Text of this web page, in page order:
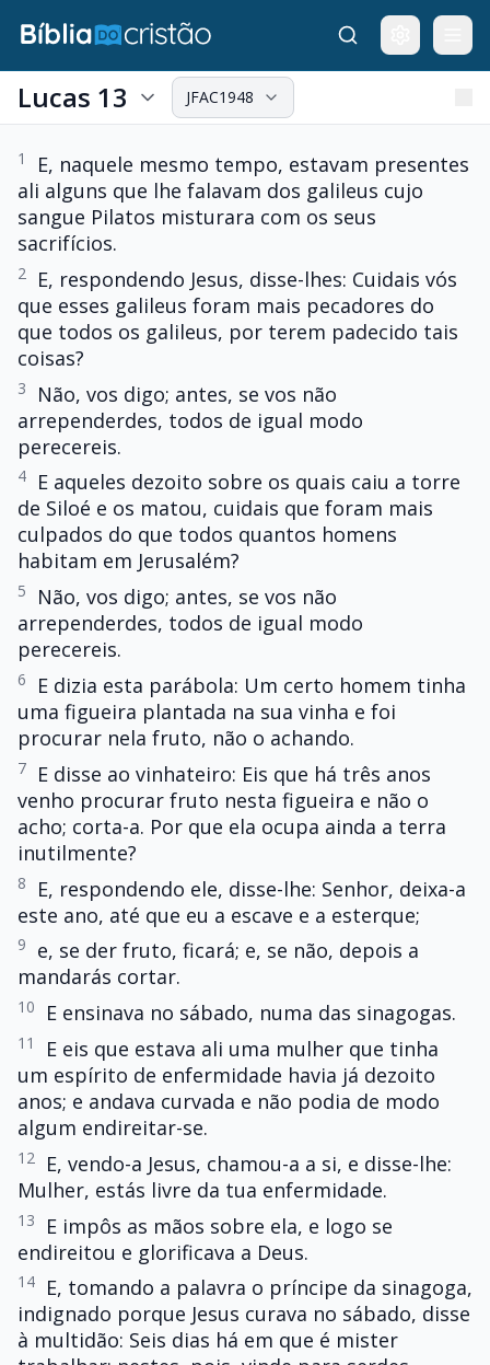
Lucas 13 JFAC1948
1
E, naquele mesmo tempo, estavam presentes
ali alguns que lhe falavam dos galileus cujo
sangue Pilatos misturara com os seus
sacrifícios.
2
E, respondendo Jesus, disse-lhes: Cuidais vós
que esses galileus foram mais pecadores do
que todos os galileus, por terem padecido tais
coisas?
3
Não, vos digo; antes, se vos não
arrependerdes, todos de igual modo
perecereis.
4
E aqueles dezoito sobre os quais caiu a torre
de Siloé e os matou, cuidais que foram mais
culpados do que todos quantos homens
habitam em Jerusalém?
5
Não, vos digo; antes, se vos não
arrependerdes, todos de igual modo
perecereis.
6
E dizia esta parábola: Um certo homem tinha
uma figueira plantada na sua vinha e foi
procurar nela fruto, não o achando.
7
E disse ao vinhateiro: Eis que há três anos
venho procurar fruto nesta figueira e não o
acho; corta-a. Por que ela ocupa ainda a terra
inutilmente?
8
E, respondendo ele, disse-lhe: Senhor, deixa-a
este ano, até que eu a escave e a esterque;
9
e, se der fruto, ficará; e, se não, depois a
mandarás cortar.
10 E ensinava no sábado, numa das sinagogas.
11
E eis que estava ali uma mulher que tinha
um espírito de enfermidade havia já dezoito
anos; e andava curvada e não podia de modo
algum endireitar-se.
12
E, vendo-a Jesus, chamou-a a si, e disse-lhe:
Mulher, estás livre da tua enfermidade.
13
E impôs as mãos sobre ela, e logo se
endireitou e glorificava a Deus.
14
E, tomando a palavra o príncipe da sinagoga,
indignado porque Jesus curava no sábado, disse
à multidão: Seis dias há em que é mister